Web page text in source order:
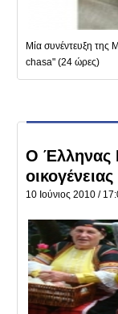
Μία συνέντευξη της
chasa" (24 ώρες)
Ο Έλληνας
10 Ιούνιος 2010 /